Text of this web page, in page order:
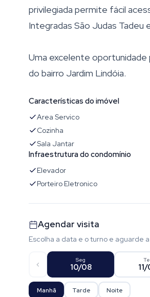
privilegiada permite fácil
Integradas São Judas Tadeu
Uma excelente oportunidade
do bairro Jardim Lindóia.
Características do imóvel
Area Servico
Cozinha
Sala Jantar
Infraestrutura do condomínio
Elevador
Porteiro Eletronico
Agendar visita
Escolha a data e o turno e aguarde
Seg
10/08
Manhã Tarde Noite